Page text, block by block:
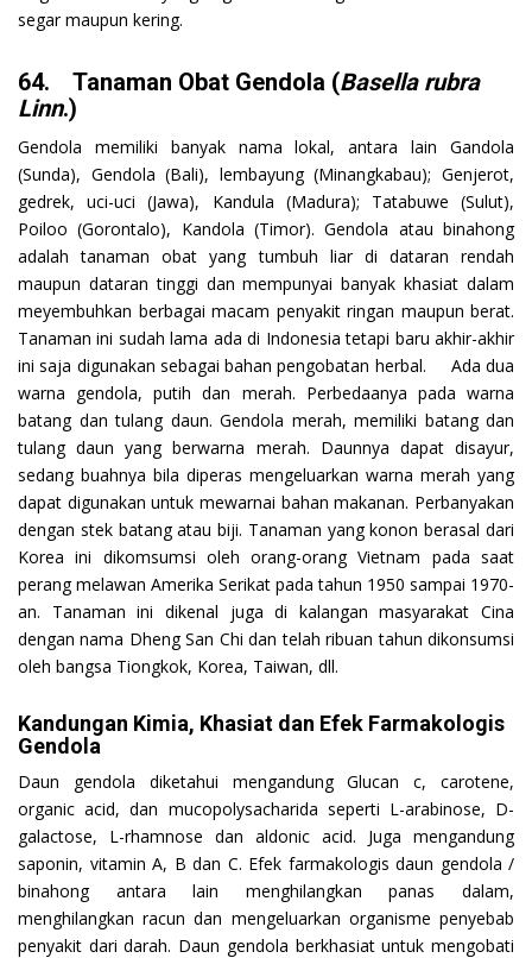
segar maupun kering.
64. Tanaman Obat Gendola (Basella rubra
Linn.)
Gendola memiliki banyak nama lokal, antara lain Gandola
(Sunda), Gendola (Bali), lembayung (Minangkabau); Genjerot,
gedrek, uci-uci (Jawa), Kandula (Madura); Tatabuwe (Sulut),
Poiloo (Gorontalo), Kandola (Timor). Gendola atau binahong
adalah tanaman obat yang tumbuh liar di dataran rendah
maupun dataran tinggi dan mempunyai banyak khasiat dalam
meyembuhkan berbagai macam penyakit ringan maupun berat.
Tanaman ini sudah lama ada di Indonesia tetapi baru akhir-akhir
ini saja digunakan sebagai bahan pengobatan herbal. Ada dua
warna gendola, putih dan merah. Perbedaanya pada warna
batang dan tulang daun. Gendola merah, memiliki batang dan
tulang daun yang berwarna merah. Daunnya dapat disayur,
sedang buahnya bila diperas mengeluarkan warna merah yang
dapat digunakan untuk mewarnai bahan makanan. Perbanyakan
dengan stek batang atau biji. Tanaman yang konon berasal dari
Korea ini dikomsumsi oleh orang-orang Vietnam pada saat
perang melawan Amerika Serikat pada tahun 1950 sampai 1970-
an. Tanaman ini dikenal juga di kalangan masyarakat Cina
dengan nama Dheng San Chi dan telah ribuan tahun dikonsumsi
oleh bangsa Tiongkok, Korea, Taiwan, dll.
Kandungan Kimia, Khasiat dan Efek Farmakologis
Gendola
Daun gendola diketahui mengandung Glucan c, carotene,
organic acid, dan mucopolysacharida seperti L-arabinose, D-
galactose, L-rhamnose dan aldonic acid. Juga mengandung
saponin, vitamin A, B dan C. Efek farmakologis daun gendola /
binahong antara lain menghilangkan panas dalam,
menghilangkan racun dan mengeluarkan organisme penyebab
penyakit dari darah. Daun gendola berkhasiat untuk mengobati